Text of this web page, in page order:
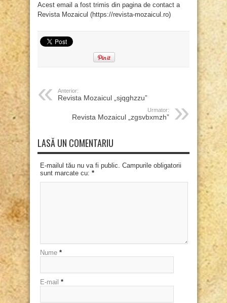
Acest email a fost trimis din pagina de contact a
Revista Mozaicul (https://revista-mozaicul.ro)
Anterior:
Revista Mozaicul „sjqghzzu”
Urmator:
Revista Mozaicul „zgsvbxmzh”
LASĂ UN COMENTARIU
E-mailul tău nu va fi public. Campurile obligatorii
sunt marcate cu: *
Nume *
E-mail *